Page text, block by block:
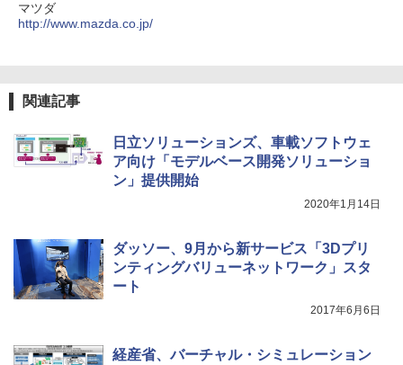
マツダ
http://www.mazda.co.jp/
関連記事
日立ソリューションズ、車載ソフトウェ
ア向け「モデルベース開発ソリューショ
ン」提供開始
2020年1月14日
ダッソー、9月から新サービス「3Dプリ
ンティングバリューネットワーク」スタ
ート
2017年6月6日
経産省、バーチャル・シミュレーション